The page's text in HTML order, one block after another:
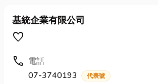
基統企業有限公司
favorite
call 電話
07-3740193
代表號